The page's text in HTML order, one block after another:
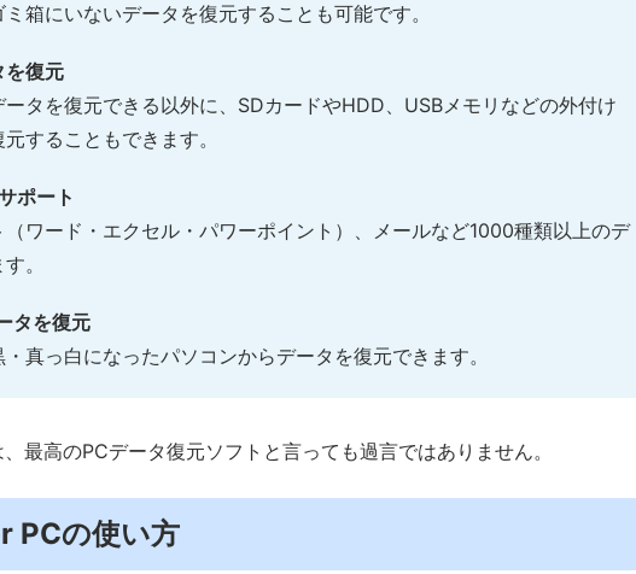
箱にいないデータを復元することも可能です。
を復元
タを復元できる以外に、SDカードやHDD、USBメモリなどの外付け
することもできます。
ポート
ワード・エクセル・パワーポイント）、メールなど1000種類以上のデ
。
タを復元
真っ白になったパソコンからデータを復元できます。
最高のPCデータ復元ソフトと言っても過言ではありません。
PCの使い方